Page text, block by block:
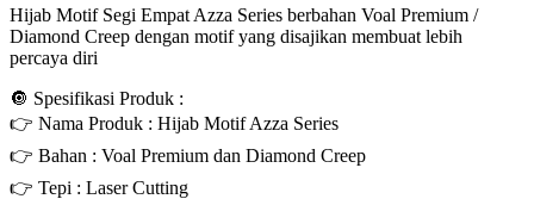
Hijab Motif Segi Empat Azza Series berbahan Voal Premium /
Diamond Creep dengan motif yang disajikan membuat lebih
percaya diri
🔘 Spesifikasi Produk :
👉 Nama Produk : Hijab Motif Azza Series
👉 Bahan : Voal Premium dan Diamond Creep
👉 Tepi : Laser Cutting